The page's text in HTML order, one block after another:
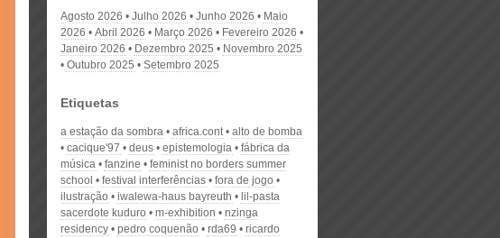
Agosto 2026 Julho 2026 Junho 2026
Maio
2026
Abril 2026 Março 2026
Fevereiro 2026
Janeiro 2026
Dezembro 2025
Novembro 2025
Outubro 2025
Setembro 2025
Etiquetas
a estação da sombra africa.cont
alto de bomba
cacique'97
deus epistemologia
fábrica da
música
fanzine
feminist no borders summer
school
festival interferências
fora de jogo
ilustração
iwalewa-haus bayreuth
lil-pasta
sacerdote kuduro
m-exhibition
nzinga
residency
pedro coquenão rda69
ricardo